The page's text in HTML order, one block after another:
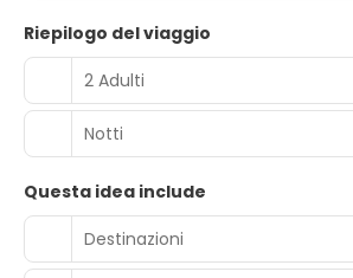
Riepilogo del viaggio
2 Adulti
Notti
Questa idea include
Destinazioni